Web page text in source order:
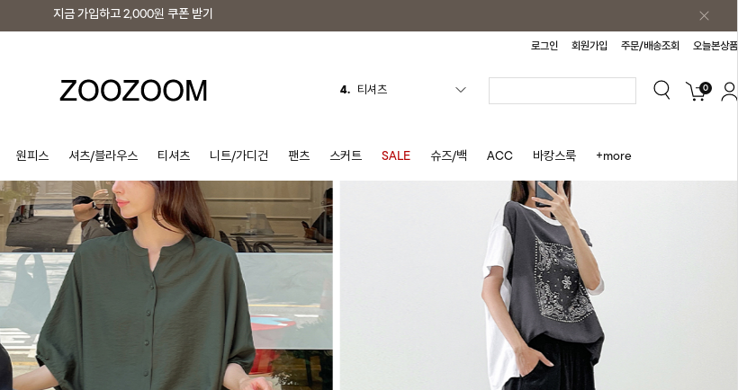
지금 가입하고 2,000원 쿠폰 받기
로그인 회원가입 주문/배송조회 오늘본상품
5. 플리츠
7.
0
원피스 셔츠/블라우스 티셔츠 니트/가디건 팬츠 스커트 SALE 슈즈/백 ACC 바캉스룩 +more